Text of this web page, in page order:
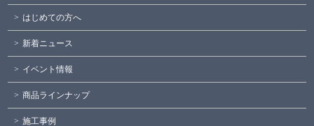
はじめての方へ
新着ニュース
イベント情報
商品ラインナップ
施工事例